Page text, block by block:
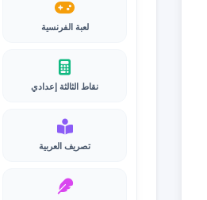
لعبة الفرنسية
نقاط الثالثة إعدادي
تصريف العربية